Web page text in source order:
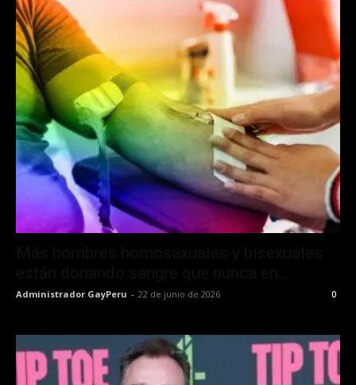
Administrador GayPeru - 22 de junio de 2026 0